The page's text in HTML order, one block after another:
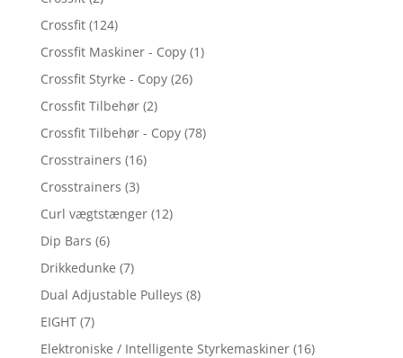
Crossfit (124)
Crossfit Maskiner - Copy (1)
Crossfit Styrke - Copy (26)
Crossfit Tilbehør (2)
Crossfit Tilbehør - Copy (78)
Crosstrainers (16)
Crosstrainers (3)
Curl vægtstænger (12)
Dip Bars (6)
Drikkedunke (7)
Dual Adjustable Pulleys (8)
EIGHT (7)
Elektroniske / Intelligente Styrkemaskiner (16)